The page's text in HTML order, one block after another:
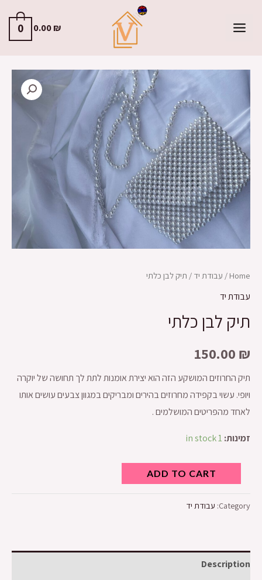
0.00₪
0
Home
/ עבודת יד / תיק לבן כלתי
עבודת יד
תיק לבן כלתי
150.00 ₪
תיק החרוזים המושקע הזה הוא יצירת אומנות לתת לך תחושה של יוקרה
ויופי. עשוי בקפידה מחרוזים בהירים ומבריקים במגוון צבעים עושים אותו
לאחד מהפריטים המושלמים .
זמינות: 1 in stock
ADD TO CART
Category: עבודת יד
Description